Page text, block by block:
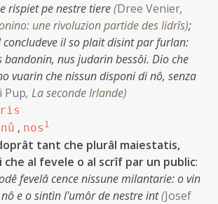
rispiet pe nestre tiere(Dree Venier,
une rivoluzion partide des lidrîs);
il so plait disint par furlan:
bandonin, nus judarìn bessôi. Dio che
vuarìn che nissun disponi di nô, senza
Pup, La seconde Irlande)
nû , nos 1
tant che plurâl maiestatis,
che al fevele o al scrîf par un public:
fevelâ cence nissune milantarie: o vin
e o sintìn l'umôr de nestre int(Josef